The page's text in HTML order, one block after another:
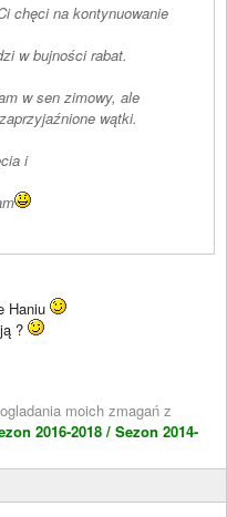
chęci na kontynuowanie
Nowy sezon wynagrodzi w bujności rabat.
w sen zimowy, ale
wątki.
Czekam na nowe zdjęcia i
Haniu
?
moich zmagań z
2016-2018 / Sezon 2014-